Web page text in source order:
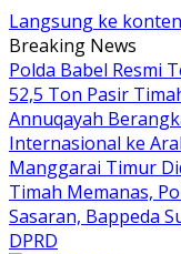
Langsung ke konten
Breaking News
Polda Babel Resmi
52,5 Ton Pasir
Annuqayah
Internasional ke
Manggarai Timur
Timah Memanas,
Sasaran, Bappeda
DPRD